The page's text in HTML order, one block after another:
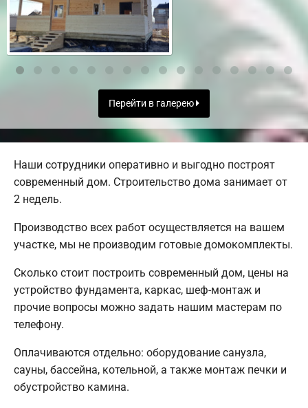
Перейти в галерею
Наши сотрудники оперативно и выгодно построят
современный дом. Строительство дома занимает от
2 недель.
Производство всех работ осуществляется на вашем
участке, мы не производим готовые домокомплекты.
Сколько стоит построить современный дом, цены на
устройство фундамента, каркас, шеф-монтаж и
прочие вопросы можно задать нашим мастерам по
телефону.
Оплачиваются отдельно: оборудование санузла,
сауны, бассейна, котельной, а также монтаж печки и
обустройство камина.